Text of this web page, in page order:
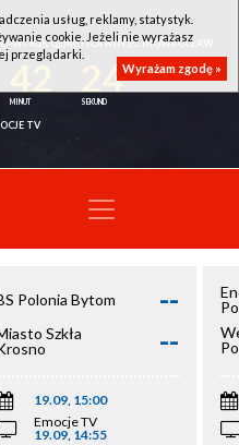
- KSK QEMETICA NOTEĆ INOWROCŁAW
24
TV
Polonia Bytom --
Szkła
--
19.09, 15:00
Emocje TV
19.09, 14:55
usług, reklamy, statystyk.
cookie. Jeżeli nie wyrażasz
przeglądarki.
Wyrażam zgodę »